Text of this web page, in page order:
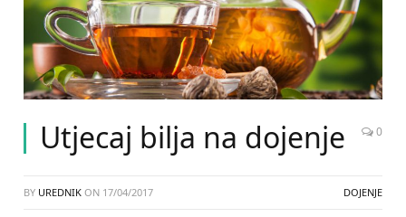
Utjecaj bilja na dojenje 0
BY UREDNIK ON 17/04/2017 DOJENJE